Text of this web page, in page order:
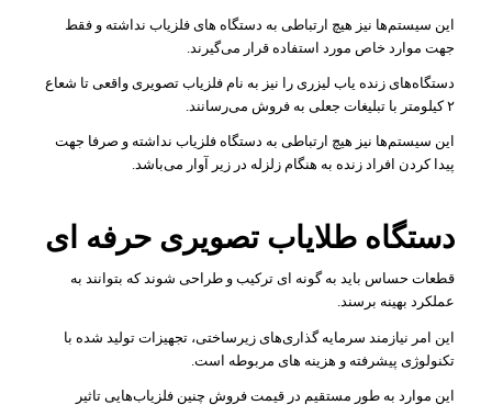
این سیستم‌ها نیز هیچ ارتباطی به دستگاه های فلزیاب نداشته و فقط
جهت موارد خاص مورد استفاده قرار می‌گیرند.
دستگاه‌های زنده یاب لیزری را نیز به نام فلزیاب تصویری واقعی تا شعاع
۲ کیلومتر با تبلیغات جعلی به فروش می‌رسانند.
این سیستم‌ها نیز هیچ ارتباطی به دستگاه فلزیاب نداشته و صرفا جهت
پیدا کردن افراد زنده به هنگام زلزله در زیر آوار می‌باشد.
دستگاه طلایاب تصویری حرفه ای
قطعات حساس باید به گونه ای ترکیب و طراحی شوند که بتوانند به
عملکرد بهینه برسند.
این امر نیازمند سرمایه گذاری‌های زیرساختی، تجهیزات تولید شده با
تکنولوژی پیشرفته و هزینه های مربوطه است.
این موارد به طور مستقیم در قیمت فروش چنین فلزیاب‌هایی تاثیر